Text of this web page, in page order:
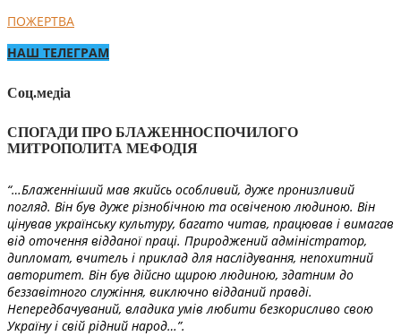
ПОЖЕРТВА
НАШ ТЕЛЕГРАМ
Соц.медіа
СПОГАДИ ПРО БЛАЖЕННОСПОЧИЛОГО
МИТРОПОЛИТА МЕФОДІЯ
“…Блаженніший мав якийсь особливий, дуже пронизливий
погляд. Він був дуже різнобічною та освіченою людиною. Він
цінував українську культуру, багато читав, працював і вимагав
від оточення відданої праці. Природжений адміністратор,
дипломат, вчитель і приклад для наслідування, непохитний
авторитет. Він був дійсно щирою людиною, здатним до
беззавітного служіння, виключно відданий правді.
Непередбачуваний, владика умів любити безкорисливо свою
Україну і свій рідний народ…”.